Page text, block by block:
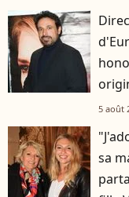
5 août
sa